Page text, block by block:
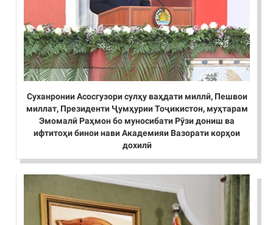
Суханронии Асосгузори сулҳу ваҳдати миллӣ, Пешвои
миллат, Президенти Ҷумҳурии Тоҷикистон, муҳтарам
Эмомалӣ Раҳмон бо муносибати Рӯзи дониш ва
ифтитоҳи бинои нави Академияи Вазорати корҳои
дохилӣ